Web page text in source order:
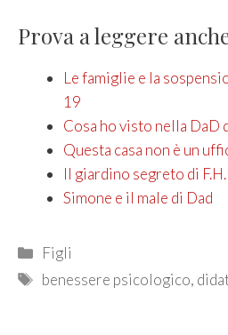
Prova a leggere
Le famiglie e la
19
Cosa ho visto nella DaD
Questa casa non è un
ll giardino segreto di
Simone e il male di Dad
Categories
Figli
Tags
benessere psicologico,